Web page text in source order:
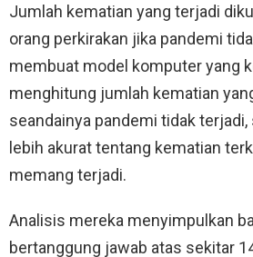
Jumlah kematian yang terjadi
orang perkirakan jika pandemi
membuat model komputer yang
menghitung jumlah kematian
seandainya pandemi tidak
lebih akurat tentang kematian
memang terjadi.
Analisis mereka menyimpulkan
bertanggung jawab atas sekitar